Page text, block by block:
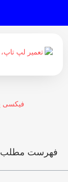
فیکسی
فهرست مطلب